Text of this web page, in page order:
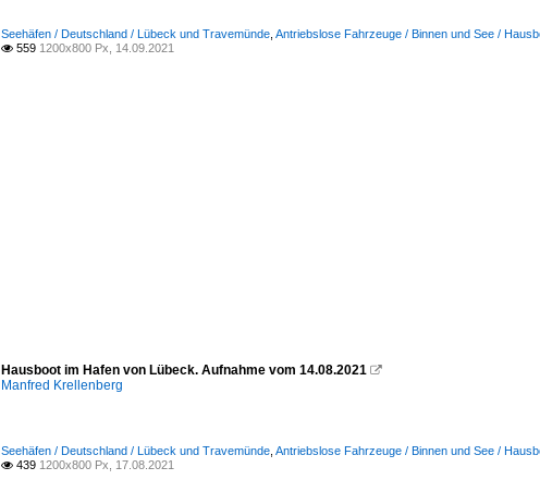
Seehäfen / Deutschland / Lübeck und Travemünde Antriebslose Fahrzeuge / Binnen und See /
 559 1200x800 Px, 14.09.2021
Hausboot im Hafen von Lübeck. Aufnahme vom 14.08.2021 
Manfred Krellenberg
Seehäfen / Deutschland / Lübeck und Travemünde Antriebslose Fahrzeuge / Binnen und See /
 439 1200x800 Px, 17.08.2021